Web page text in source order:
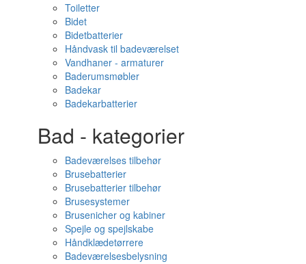
Toiletter
Bidet
Bidetbatterier
Håndvask til badeværelset
Vandhaner - armaturer
Baderumsmøbler
Badekar
Badekarbatterier
Bad - kategorier
Badeværelses tilbehør
Brusebatterier
Brusebatterier tilbehør
Brusesystemer
Brusenicher og kabiner
Spejle og spejlskabe
Håndklædetørrere
Badeværelsesbelysning